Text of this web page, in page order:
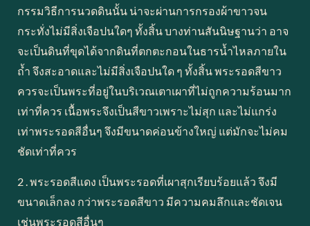
กรรมวิธีการนวดดินนั้น น่าจะผ่านการกรองผ้าขาวจน
กระทั่งไม่มีสิ่งเจือปนใดๆ ทั้งสิ้น บางท่านสันนิษฐานว่า อาจ
จะเป็นดินที่ขุดได้จากดินที่ตกตะกอนในธารน้ำไหลภายใน
ถ้ำ จึงสะอาดและไม่มีสิ่งเจือปนใด ๆ ทั้งสิ้น พระรอดสีขาว
ควรจะเป็นพระที่อยู่ในบริเวณเตาเผาที่ไม่ถูกความร้อนมาก
เท่าที่ควร เนื้อพระจึงเป็นสีขาวเพราะไม่สุก และไม่แกร่ง
เท่าพระรอดสีอื่นๆ จึงมีขนาดค่อนข้างใหญ่ แต่มักจะไม่คม
ชัดเท่าที่ควร
2 . พระรอดสีแดง เป็นพระรอดที่เผาสุกเรียบร้อยแล้ว จึงมี
ขนาดเล็กลง กว่าพระรอดสีขาว มีความคมลึกและชัดเจน
เช่นพระรอดสีอื่นๆ